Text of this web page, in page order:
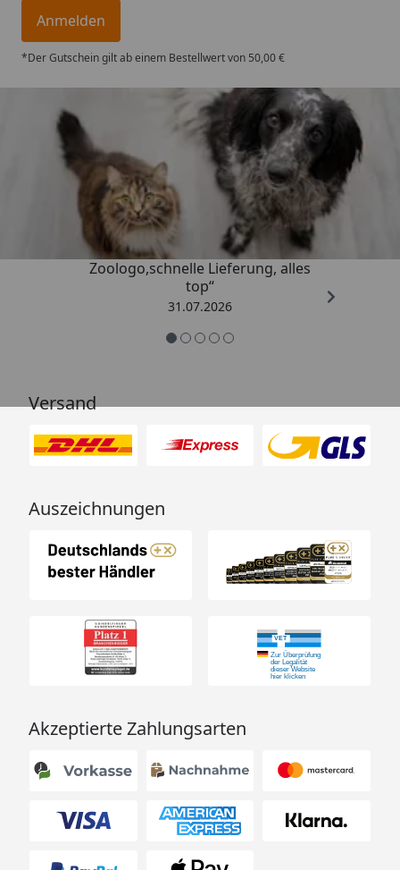
Anmelden
*Der Gutschein gilt ab einem Bestellwert von 50,00 €
Trusted Shops
4,74/ 5
„Gute Erfahrung mit
Zoologo,schnelle Lieferung, alles
top“
31.07.2026
Versand
Auszeichnungen
Akzeptierte Zahlungsarten